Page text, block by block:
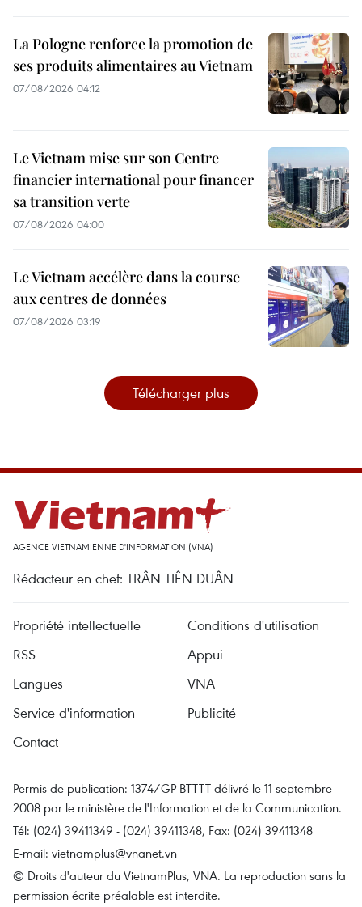
La Pologne renforce la promotion de
ses produits alimentaires au Vietnam
07/08/2026 04:12
Le Vietnam mise sur son Centre
financier international pour financer
sa transition verte
07/08/2026 04:00
Le Vietnam accélère dans la course
aux centres de données
07/08/2026 03:19
Télécharger plus
AGENCE VIETNAMIENNE D'INFORMATION (VNA)
Rédacteur en chef: TRÂN TIÊN DUÂN
Propriété intellectuelle
Conditions d'utilisation
RSS
Appui
Langues
VNA
Service d'information
Publicité
Contact
Permis de publication: 1374/GP-BTTTT délivré le 11 septembre
2008 par le ministère de l'Information et de la Communication.
Tél: (024) 39411349 - (024) 39411348, Fax: (024) 39411348
E-mail: vietnamplus@vnanet.vn
© Droits d'auteur du VietnamPlus, VNA. La reproduction sans la
permission écrite préalable est interdite.